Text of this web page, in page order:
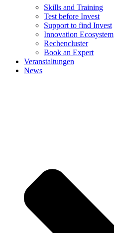
Skills and Training
Test before Invest
Support to find Invest
Innovation Ecosystem
Rechencluster​
Book an Expert
Veranstaltungen
News